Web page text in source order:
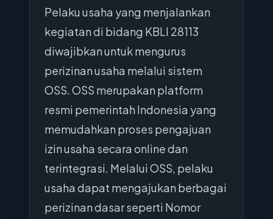
Pelaku usaha yang menjalankan
kegiatan di bidang KBLI 28113
diwajibkan untuk mengurus
perizinan usaha melalui sistem
OSS. OSS merupakan platform
resmi pemerintah Indonesia yang
memudahkan proses pengajuan
izin usaha secara online dan
terintegrasi. Melalui OSS, pelaku
usaha dapat mengajukan berbagai
perizinan dasar seperti Nomor